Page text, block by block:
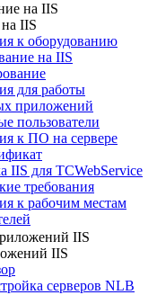
на IIS
IIS
к оборудованию
на IIS
для работы
приложений
пользователи
к ПО на сервере
IIS для TCWebService
требования
к рабочим местам
IIS
IIS
серверов NLB